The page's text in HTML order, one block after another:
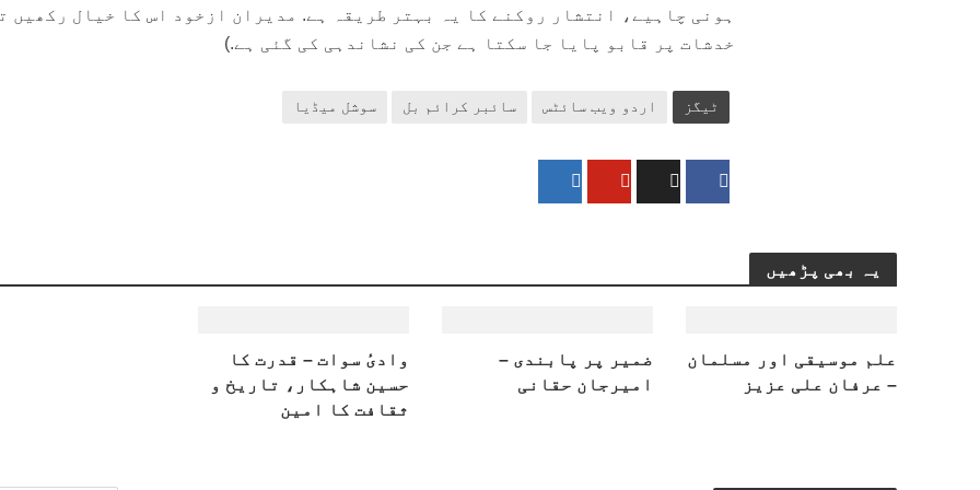
ہونی چاہیے، انتشار روکنے کا یہ بہتر طریقہ ہے. مدیران ازخود اس کا خیال رکھیں
خدشات پر قابو پایا جا سکتا ہے جن کی نشاندہی کی گئی ہے.)
ٹیگز اردو ویب سائٹس سائبر کرائم بل سوشل میڈیا
یہ بھی پڑھیں
علم موسیقی اور مسلمان
– عرفان علی عزیز
ضمیر پر پابندی –
امیرجان حقانی
وادیٔ سوات – قدرت کا
حسین شاہکار، تاریخ و
ثقافت کا امین